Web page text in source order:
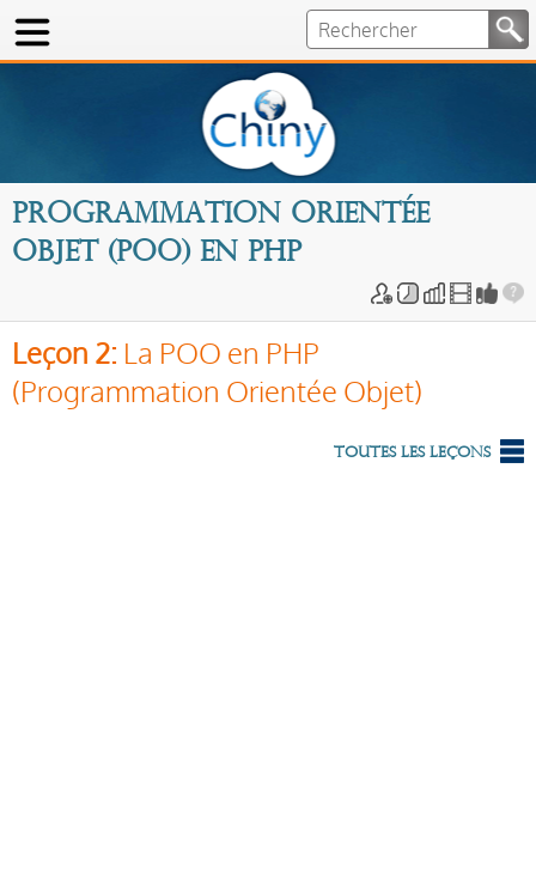
Programmation orientée
objet (POO) en PHP
Leçon 2: La POO en PHP
(Programmation Orientée Objet)
Toutes les leçons